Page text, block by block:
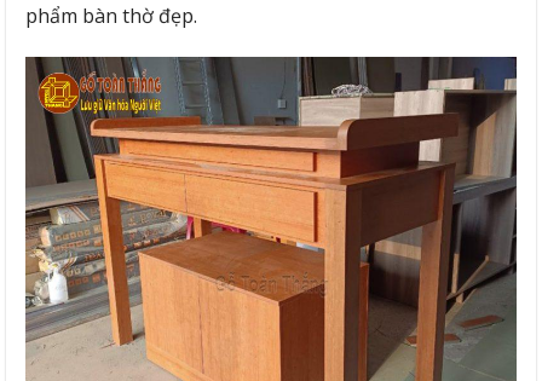
phẩm bàn thờ đẹp.